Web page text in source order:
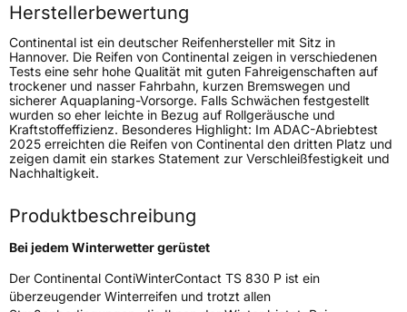
ZustandNeureifen
M+SJa
EU Label
EffizienzD
NasshaftungC
Rollgeräusch (Klasse)B
Rollgeräusch (dB)
72
FahrzeugklasseC1
Herstellerbewertung
Continental ist ein deutscher Reifenhersteller mit Sitz in
Hannover. Die Reifen von Continental zeigen in verschiedenen
Tests eine sehr hohe Qualität mit guten Fahreigenschaften auf
trockener und nasser Fahrbahn, kurzen Bremswegen und
sicherer Aquaplaning-Vorsorge. Falls Schwächen festgestellt
wurden so eher leichte in Bezug auf Rollgeräusche und
Kraftstoffeffizienz. Besonderes Highlight: Im ADAC-Abriebtest
2025 erreichten die Reifen von Continental den dritten Platz und
zeigen damit ein starkes Statement zur Verschleißfestigkeit und
Nachhaltigkeit.
Produktbeschreibung
Bei jedem Winterwetter gerüstet
Der Continental ContiWinterContact TS 830 P ist ein
überzeugender Winterreifen und trotzt allen